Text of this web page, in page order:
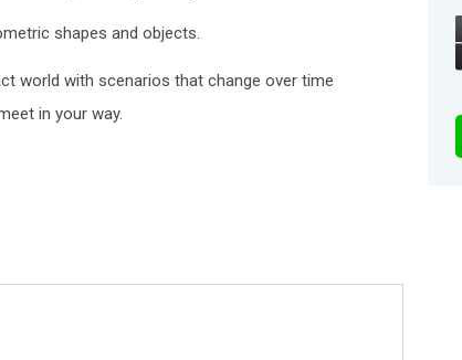
shapes and objects.
world with scenarios that change over time
in your way.